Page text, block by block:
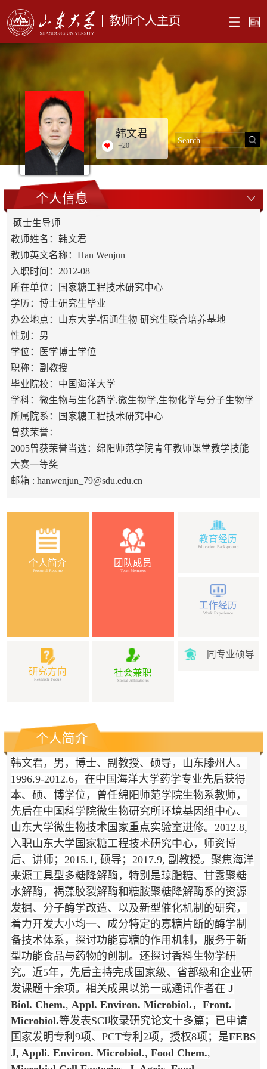
教师个人主页
韩文君
+20
个人信息
硕士生导师
教师姓名：韩文君
教师英文名称：Han Wenjun
入职时间：2012-08
所在单位：国家糖工程技术研究中心
学历：博士研究生毕业
办公地点：山东大学-悟通生物 研究生联合培养基地
性别：男
学位：医学博士学位
职称：副教授
毕业院校：中国海洋大学
学科：微生物与生化药学,微生物学,生物化学与分子生物学
所属院系：国家糖工程技术研究中心
曾获荣誉：
2005曾获荣誉当选：绵阳师范学院青年教师课堂教学技能
大赛一等奖
邮箱 : hanwenjun_79@sdu.edu.cn
个人简介
Personal Resume
团队成员
Team Members
教育经历
Education Background
工作经历
Work Experience
研究方向
Research Focus
社会兼职
Social Affiliations
同专业硕导
个人简介
韩文君，男，博士、副教授、硕导，山东滕州人。
1996.9-2012.6，在中国海洋大学药学专业先后获得
本、硕、博学位，曾任绵阳师范学院生物系教师，
先后在中国科学院微生物研究所环境基因组中心、
山东大学微生物技术国家重点实验室进修。2012.8,
入职山东大学国家糖工程技术研究中心，师资博
后、讲师；2015.1, 硕导；2017.9, 副教授。聚焦海洋
来源工具型多糖降解酶，特别是琼脂糖、甘露聚糖
水解酶，褐藻胶裂解酶和糖胺聚糖降解酶系的资源
发掘、分子酶学改造、以及新型催化机制的研究，
着力开发大小均一、成分特定的寡糖片断的酶学制
备技术体系，探讨功能寡糖的作用机制，服务于新
型功能食品与药物的创制。还探讨香料生物学研
究。近5年，先后主持完成国家级、省部级和企业研
发课题十余项。相关成果以第一或通讯作者在 J
Biol. Chem., Appl. Environ. Microbiol. ， Front.
Microbiol.等发表SCI收录研究论文十多篇；已申请
国家发明专利9项、PCT专利2项，授权8项；是FEBS
J, Appli. Environ. Microbiol., Food Chem.,